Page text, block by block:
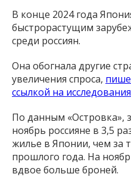
В конце 2024 года
быстрорастущим
среди россиян.
Она обогнала другие
увеличения спроса,
ссылкой на
По данным «Островка»,
ноябрь россияне в 3,5
жилье в Японии, чем за
прошлого года. На
вдвое больше броней.